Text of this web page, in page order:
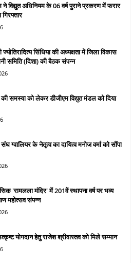
ने विद्युत अधिनियम के 06 वर्ष पुराने प्रकरण में फरार
गिरफ्तार
सिंधिया की अध्यक्षता में जिला विकास
समिति (दिशा) की बैठक संपन्न
की समस्या को लेकर डीजीएम विद्युत मंडल को दिया
ग्वालियर के नेतृत्व का दायित्व मनोज वर्मा को सौंपा
'रामलला मंदिर' में 201वें स्थापना वर्ष पर भव्य
महोत्सव संपन्न
योगदान हेतु राजेश श्रीवास्तव को मिले सम्मान